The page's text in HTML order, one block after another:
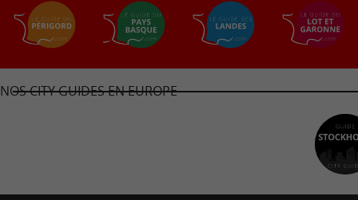
NOS CITY GUIDES EN EUROPE